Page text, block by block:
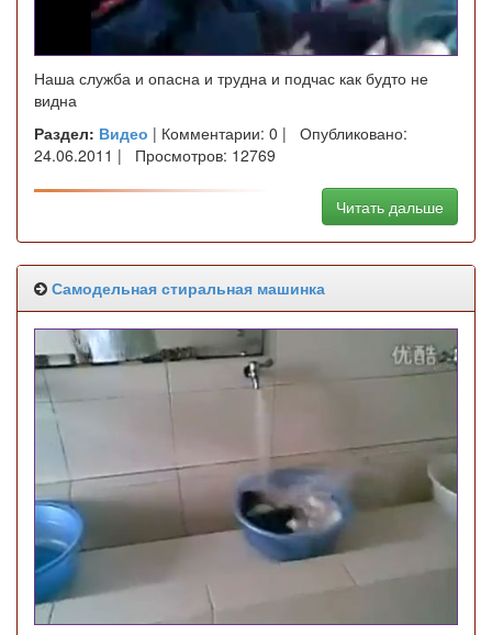
Наша служба и опасна и трудна и подчас как будто не
видна
Раздел: Видео | Комментарии: 0 | Опубликовано:
24.06.2011 | Просмотров: 12769
Читать дальше
Самодельная стиральная машинка